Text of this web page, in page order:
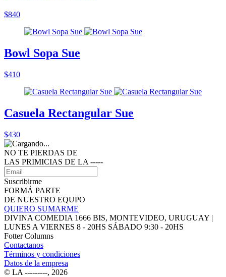
$840
Bowl Sopa Sue
$410
Casuela Rectangular Sue
$430
NO TE PIERDAS DE
LAS PRIMICIAS DE LA ‑‑‑‑‑
Suscribirme
FORMÁ PARTE
DE NUESTRO EQUPO
QUIERO SUMARME
DIVINA COMEDIA 1666 BIS, MONTEVIDEO, URUGUAY |
LUNES A VIERNES 8 - 20HS SÁBADO 9:30 - 20HS
Fotter Columns
Contactanos
Términos y condiciones
Datos de la empresa
© LA ‑‑‑‑‑‑‑‑‑, 2026